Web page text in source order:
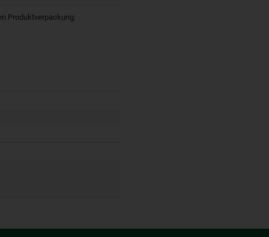
Produktverpackung.